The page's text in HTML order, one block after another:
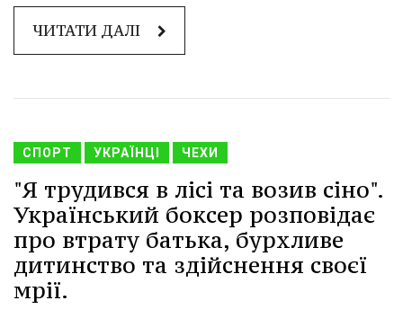
ЧИТАТИ ДАЛІ
СПОРТ УКРАЇНЦІ ЧЕХИ
"Я трудився в лісі та возив сіно".
Український боксер розповідає
про втрату батька, бурхливе
дитинство та здійснення своєї
мрії.